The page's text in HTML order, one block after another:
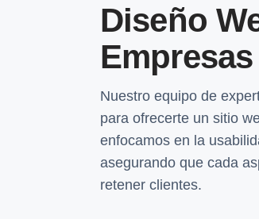
Diseño
Nuestro equipo de
para ofrecerte un sitio
enfocamos en la
asegurando que cada
retener clientes.